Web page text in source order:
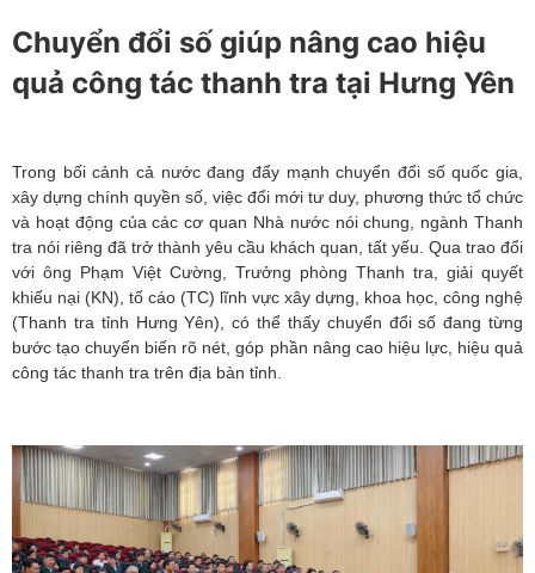
Chuyển đổi số giúp nâng cao hiệu
quả công tác thanh tra tại Hưng Yên
Trong bối cảnh cả nước đang đẩy mạnh chuyển đổi số quốc gia,
xây dựng chính quyền số, việc đổi mới tư duy, phương thức tổ chức
và hoạt động của các cơ quan Nhà nước nói chung, ngành Thanh
tra nói riêng đã trở thành yêu cầu khách quan, tất yếu. Qua trao đổi
với ông Phạm Việt Cường, Trưởng phòng Thanh tra, giải quyết
khiếu nại (KN), tố cáo (TC) lĩnh vực xây dựng, khoa học, công nghệ
(Thanh tra tỉnh Hưng Yên), có thể thấy chuyển đổi số đang từng
bước tạo chuyển biến rõ nét, góp phần nâng cao hiệu lực, hiệu quả
công tác thanh tra trên địa bàn tỉnh.